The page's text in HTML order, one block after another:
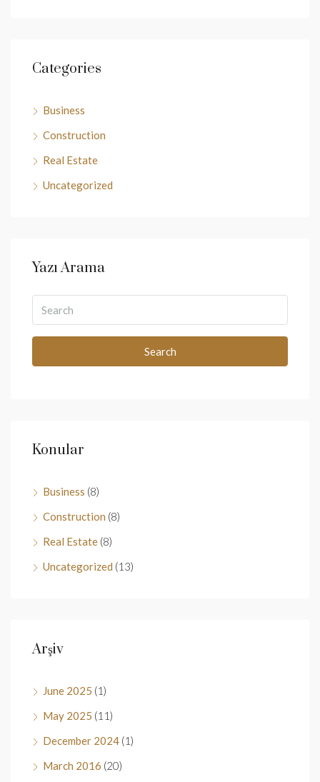
Categories
Business
Construction
Real Estate
Uncategorized
Yazı Arama
Search
Konular
Business (8)
Construction (8)
Real Estate (8)
Uncategorized (13)
Arşiv
June 2025 (1)
May 2025 (11)
December 2024 (1)
March 2016 (20)